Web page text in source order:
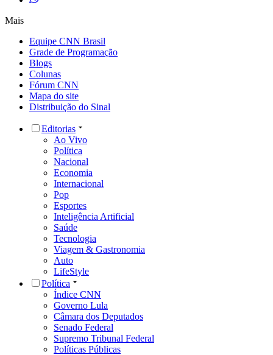
Mais
Equipe CNN Brasil
Grade de Programação
Blogs
Colunas
Fórum CNN
Mapa do site
Distribuição do Sinal
Editorias
Ao Vivo
Política
Nacional
Economia
Internacional
Pop
Esportes
Inteligência Artificial
Saúde
Tecnologia
Viagem & Gastronomia
Auto
LifeStyle
Política
Índice CNN
Governo Lula
Câmara dos Deputados
Senado Federal
Supremo Tribunal Federal
Políticas Públicas